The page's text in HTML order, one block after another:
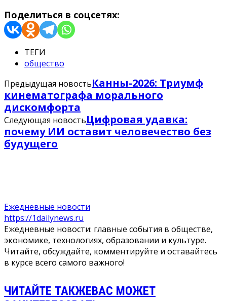
Поделиться в соцсетях:
ТЕГИ
общество
Предыдущая новостьКанны-2026: Триумф
кинематографа морального
дискомфорта
Следующая новостьЦифровая удавка:
почему ИИ оставит человечество без
будущего
Ежедневные новости
https://1dailynews.ru
Ежедневные новости: главные события в обществе,
экономике, технологиях, образовании и культуре.
Читайте, обсуждайте, комментируйте и оставайтесь
в курсе всего самого важного!
ЧИТАЙТЕ ТАКЖЕВАС МОЖЕТ